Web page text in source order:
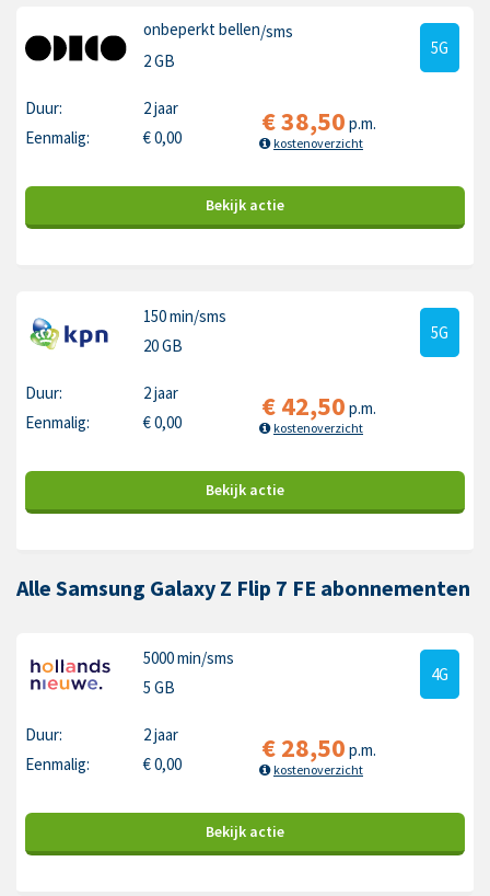
onbeperkt bellen/sms
2 GB
5G
Duur:
2 jaar
Eenmalig:
€0,00 €38,50 p.m.
kostenoverzicht
Bekijk actie
150 min/sms
20 GB
5G
Duur:
2 jaar
Eenmalig:
€0,00 €42,50 p.m.
kostenoverzicht
Bekijk actie
Alle Samsung Galaxy Z Flip 7 FE abonnementen
5000 min/sms
5 GB
4G
Duur:
2 jaar
Eenmalig:
€0,00 €28,50 p.m.
kostenoverzicht
Bekijk actie